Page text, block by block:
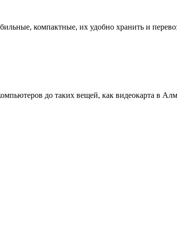
компактные, их удобно хранить и
до таких вещей, как видеокарта в